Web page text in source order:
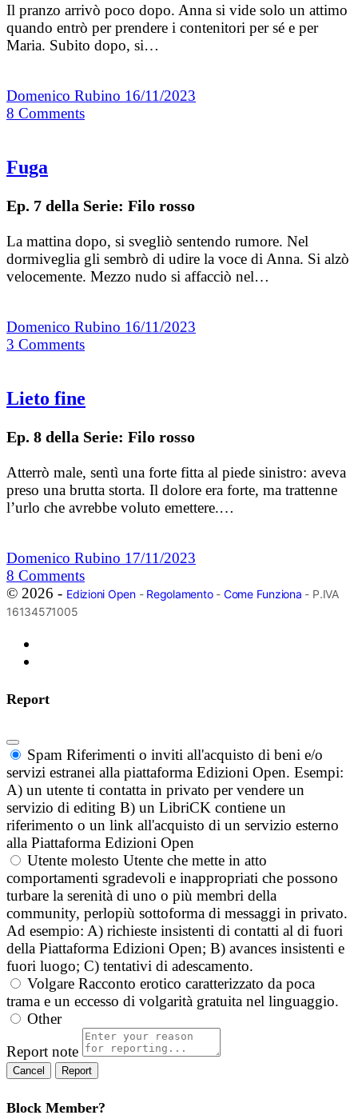
Il pranzo arrivò poco dopo. Anna si vide solo un attimo
quando entrò per prendere i contenitori per sé e per
Maria. Subito dopo, si…
Domenico Rubino 16/11/2023
8 Comments
Fuga
Ep. 7 della Serie: Filo rosso
La mattina dopo, si svegliò sentendo rumore. Nel
dormiveglia gli sembrò di udire la voce di Anna. Si alzò
velocemente. Mezzo nudo si affacciò nel…
Domenico Rubino 16/11/2023
3 Comments
Lieto fine
Ep. 8 della Serie: Filo rosso
Atterrò male, sentì una forte fitta al piede sinistro: aveva
preso una brutta storta. Il dolore era forte, ma trattenne
l’urlo che avrebbe voluto emettere.…
Domenico Rubino 17/11/2023
8 Comments
© 2026 - Edizioni Open- Regolamento- Come Funziona - P.IVA
16134571005
Report
Spam Riferimenti o inviti all'acquisto di beni e/o
servizi estranei alla piattaforma Edizioni Open. Esempi:
A) un utente ti contatta in privato per vendere un
servizio di editing B) un LibriCK contiene un
riferimento o un link all'acquisto di un servizio esterno
alla Piattaforma Edizioni Open
Utente molesto Utente che mette in atto
comportamenti sgradevoli e inappropriati che possono
turbare la serenità di uno o più membri della
community, perlopiù sottoforma di messaggi in privato.
Ad esempio: A) richieste insistenti di contatti al di fuori
della Piattaforma Edizioni Open; B) avances insistenti e
fuori luogo; C) tentativi di adescamento.
Volgare Racconto erotico caratterizzato da poca
trama e un eccesso di volgarità gratuita nel linguaggio.
Other
Report note
Report
Block Member?